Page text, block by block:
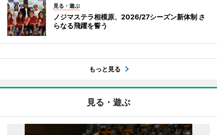
見る・遊ぶ
ノジマステラ相模原、2026/27シーズン新体制 さ
らなる飛躍を誓う
もっと見る
見る・遊ぶ